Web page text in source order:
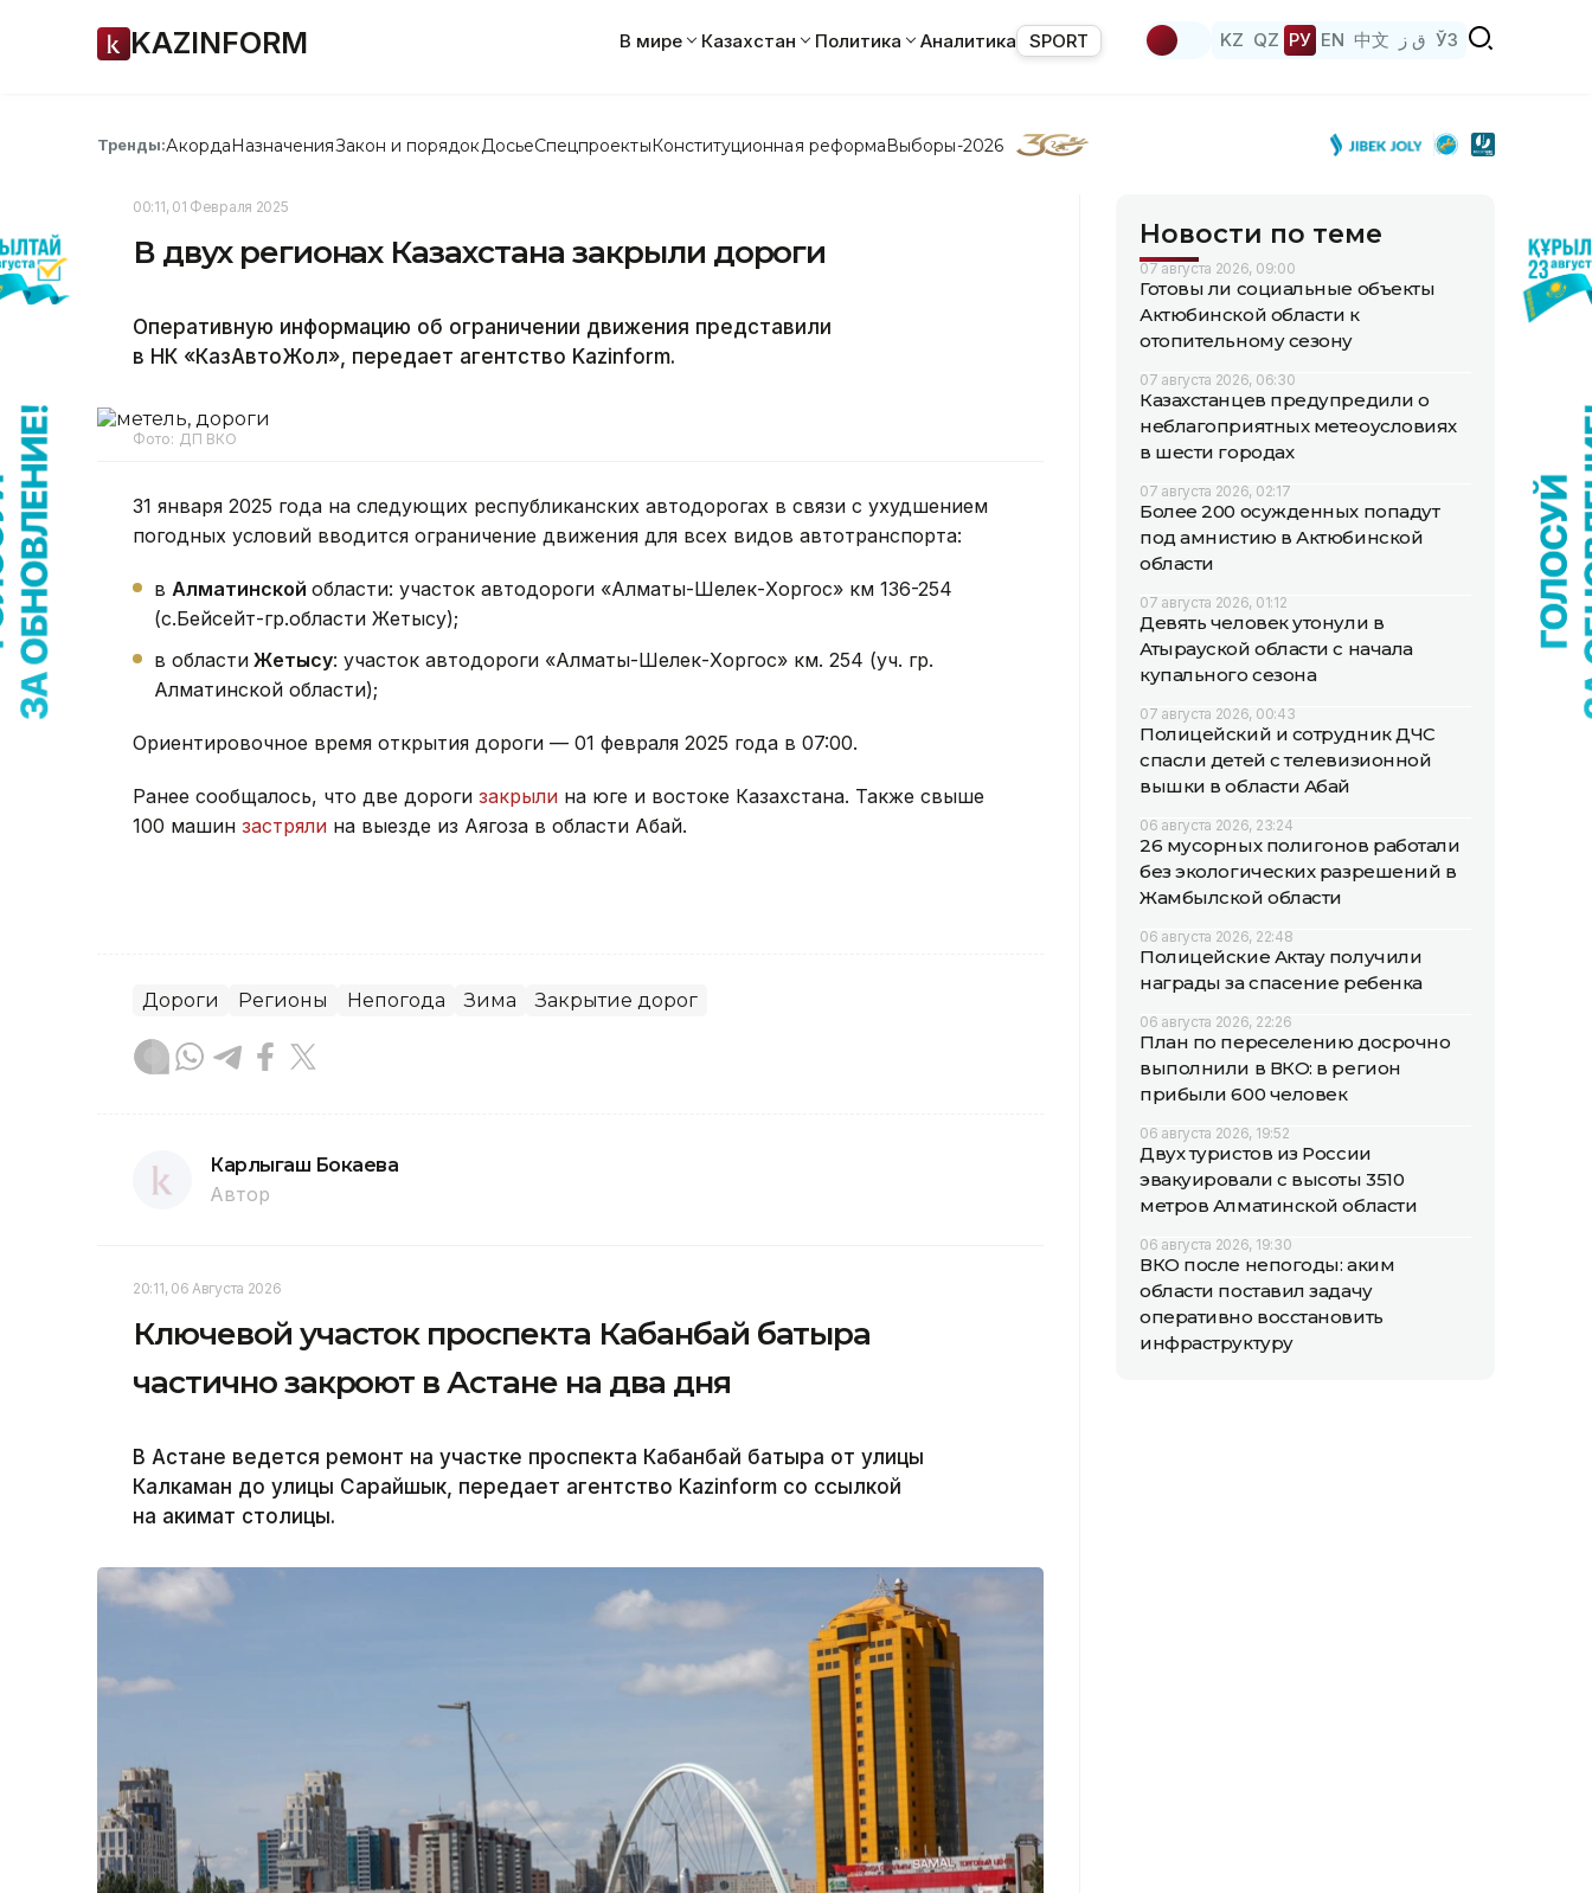
KAZINFORM В мире Казахстан Политика Аналитика SPORT KZ QZ РУ EN 中文 ق ز ЎЗ
Тренды:АкордаНазначенияЗакон и порядок ДосьеСпецпроектыКонституционная реформаВыборы-2026
00:11, 01 Февраля 2025
В двух регионах Казахстана закрыли дороги
Оперативную информацию об ограничении движения представили
в НК «КазАвтоЖол», передает агентство Kazinform.
Фото: ДП ВКО
31 января 2025 года на следующих республиканских автодорогах в связи с ухудшением
погодных условий вводится ограничение движения для всех видов автотранспорта:
в Алматинской области: участок автодороги «Алматы-Шелек-Хоргос» км 136-254
(с.Бейсейт-гр.области Жетысу);
в области Жетысу: участок автодороги «Алматы-Шелек-Хоргос» км. 254 (уч. гр.
Алматинской области);
Ориентировочное время открытия дороги — 01 февраля 2025 года в 07:00.
Ранее сообщалось, что две дороги закрыли на юге и востоке Казахстана. Также свыше
100 машин застряли на выезде из Аягоза в области Абай.
Дороги Регионы Непогода Зима Закрытие дорог
Карлыгаш Бокаева
Автор
20:11, 06 Августа 2026
Ключевой участок проспекта Кабанбай батыра
частично закроют в Астане на два дня
В Астане ведется ремонт на участке проспекта Кабанбай батыра от улицы
Калкаман до улицы Сарайшык, передает агентство Kazinform со ссылкой
на акимат столицы.
Новости по теме
07 августа 2026, 09:00
Готовы ли социальные объекты
Актюбинской области к
отопительному сезону
07 августа 2026, 06:30
Казахстанцев предупредили о
неблагоприятных метеоусловиях
в шести городах
07 августа 2026, 02:17
Более 200 осужденных попадут
под амнистию в Актюбинской
области
07 августа 2026, 01:12
Девять человек утонули в
Атырауской области с начала
купального сезона
07 августа 2026, 00:43
Полицейский и сотрудник ДЧС
спасли детей с телевизионной
вышки в области Абай
06 августа 2026, 23:24
26 мусорных полигонов работали
без экологических разрешений в
Жамбылской области
06 августа 2026, 22:48
Полицейские Актау получили
награды за спасение ребенка
06 августа 2026, 22:26
План по переселению досрочно
выполнили в ВКО: в регион
прибыли 600 человек
06 августа 2026, 19:52
Двух туристов из России
эвакуировали с высоты 3510
метров Алматинской области
06 августа 2026, 19:30
ВКО после непогоды: аким
области поставил задачу
оперативно восстановить
инфраструктуру